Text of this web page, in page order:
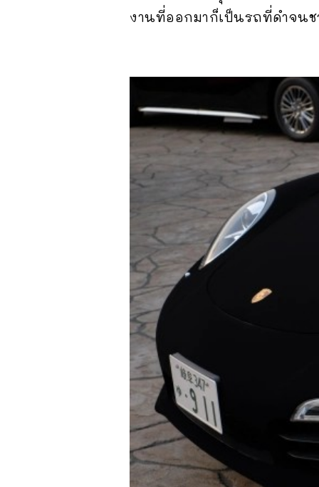
งานที่ออกมาก็เป็นรถที่ดำจนช